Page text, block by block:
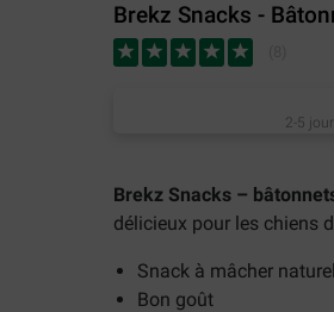
Brekz Snacks -
2-5
Brekz Snacks –
délicieux pour les chiens
Snack à mâcher naturel
Bon goût